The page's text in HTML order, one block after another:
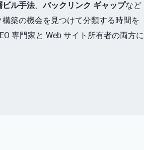
ビル手法、バックリンク ギャップなど
築の機会を見つけて分類する時間を
専門家と Web サイト所有者の両方に